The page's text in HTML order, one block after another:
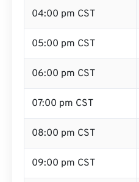
04:00 pm CST
05:00 pm CST
06:00 pm CST
07:00 pm CST
08:00 pm CST
09:00 pm CST